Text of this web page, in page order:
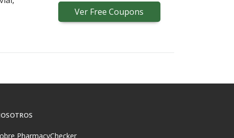
Ver Free Coupons
PharmacyChecker